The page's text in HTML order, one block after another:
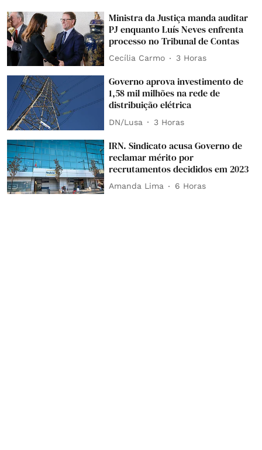
Ministra da Justiça manda auditar
PJ enquanto Luís Neves enfrenta
processo no Tribunal de Contas
Cecília Carmo 3 Horas
Governo aprova investimento de
1,58 mil milhões na rede de
distribuição elétrica
DN/Lusa 3 Horas
IRN. Sindicato acusa Governo de
reclamar mérito por
recrutamentos decididos em 2023
Amanda Lima 6 Horas